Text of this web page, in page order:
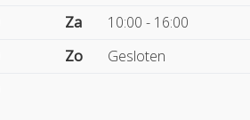
Za
10:00 - 16:00
Zo
Gesloten